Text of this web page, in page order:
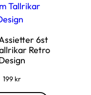
6st
Retro
199 kr